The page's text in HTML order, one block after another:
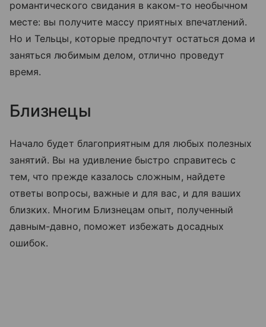
романтического свидания в каком-то необычном
месте: вы получите массу приятных впечатлений.
Но и Тельцы, которые предпочтут остаться дома и
заняться любимым делом, отлично проведут
время.
Близнецы
Начало будет благоприятным для любых полезных
занятий. Вы на удивление быстро справитесь с
тем, что прежде казалось сложным, найдете
ответы вопросы, важные и для вас, и для ваших
близких. Многим Близнецам опыт, полученный
давным-давно, поможет избежать досадных
ошибок.